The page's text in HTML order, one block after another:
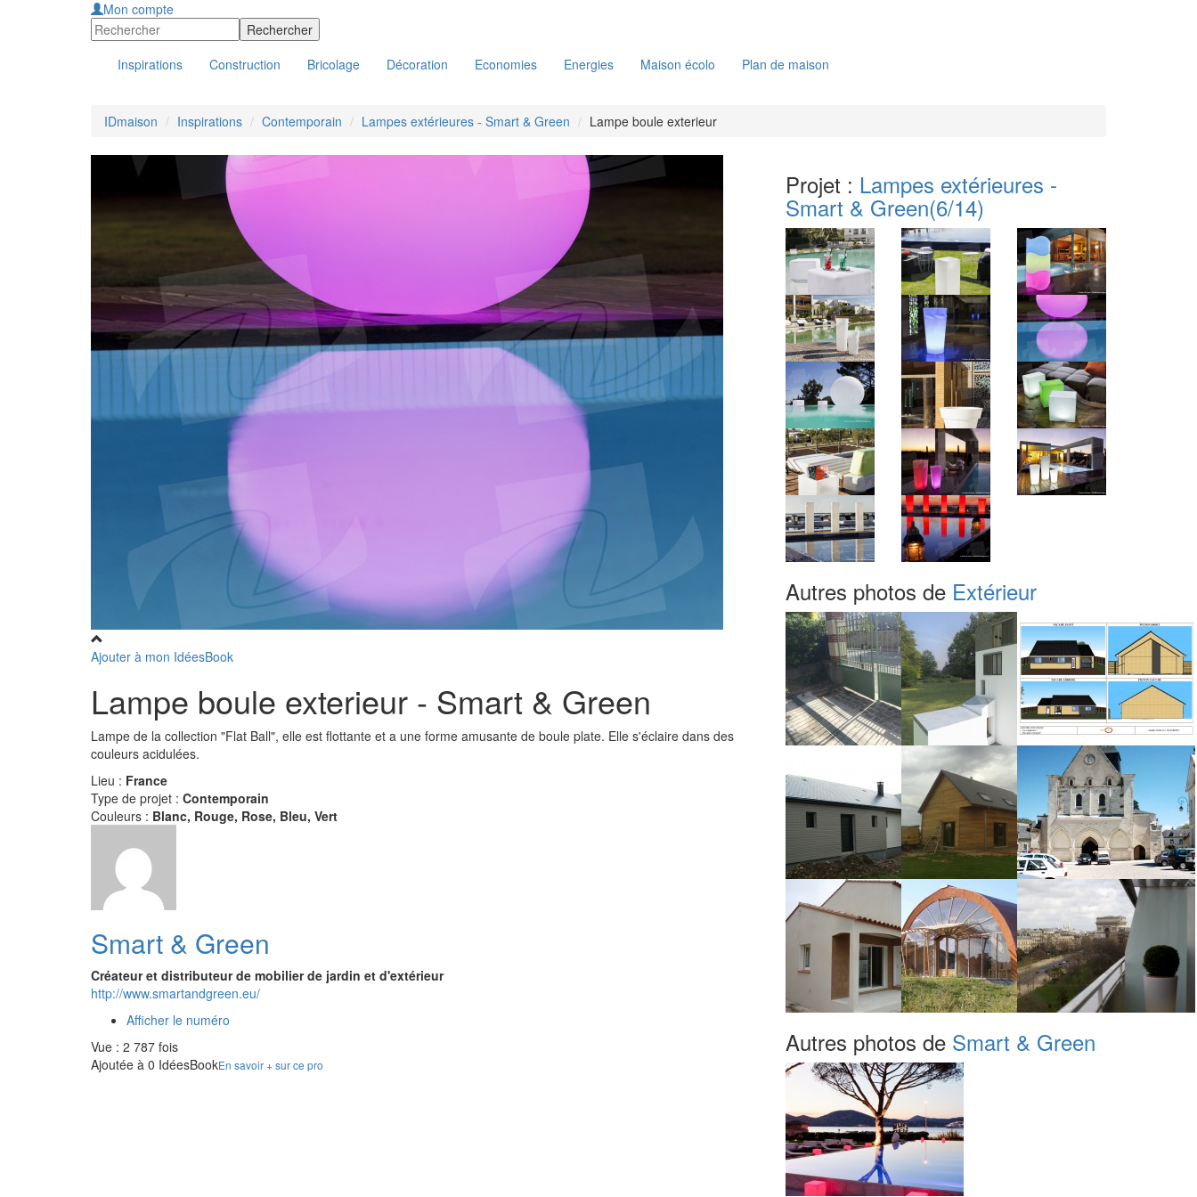
Mon compte
Inspirations Construction Bricolage Décoration Economies Energies Maison écolo Plan de maison
IDmaison Inspirations Contemporain Lampes extérieures - Smart & Green Lampe boule exterieur
Ajouter à mon IdéesBook
Lampe boule exterieur - Smart & Green
Lampe de la collection "Flat Ball", elle est flottante et a une forme amusante de boule plate. Elle s'éclaire dans des
couleurs acidulées.
Lieu : France
Type de projet : Contemporain
Couleurs : Blanc, Rouge, Rose, Bleu, Vert
Smart & Green
Créateur et distributeur de mobilier de jardin et d'extérieur
http://www.smartandgreen.eu/
Afficher le numéro
Vue : 2 787 fois
Ajoutée à 0 IdéesBookEn savoir + sur ce pro
Projet : Lampes extérieures -
Smart & Green(6/14)
Autres photos de Extérieur
Autres photos de Smart & Green